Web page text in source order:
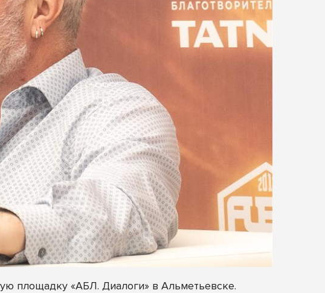
площадку «АБЛ. Диалоги» в Альметьевске.